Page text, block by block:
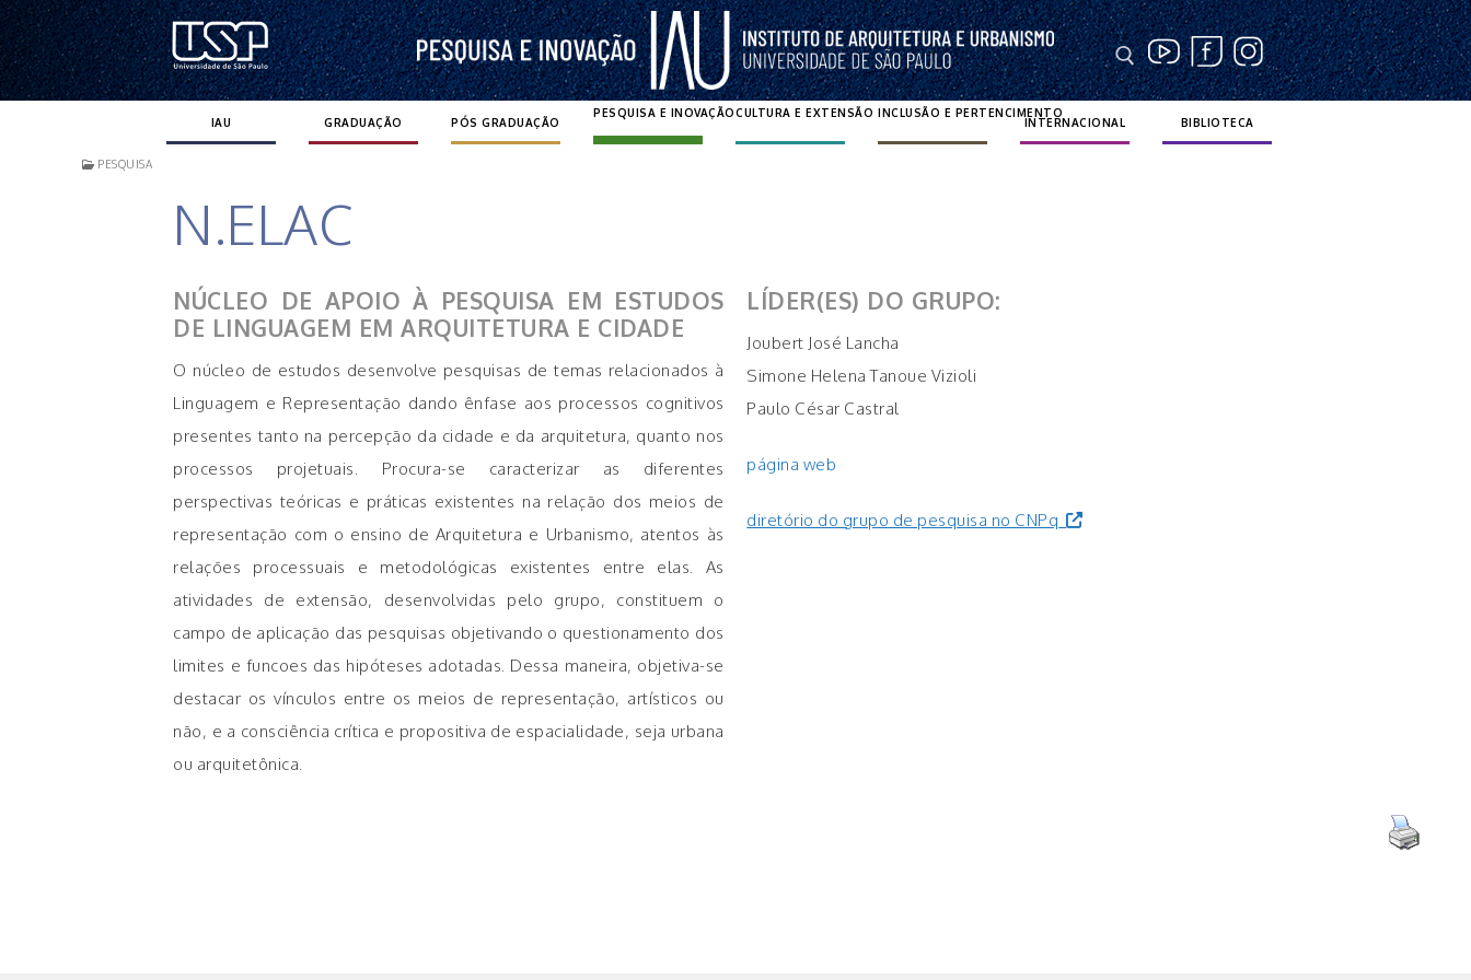
Pular
para
o
Pesquisar por:
IAU GRADUAÇÃO PÓS GRADUAÇÃO
PESQUISA E INOVAÇÃOCULTURA E EXTENSÃO INCLUSÃO E PERTENCIMENTO
INTERNACIONAL BIBLIOTECA
PESQUISA
N.ELAC
NÚCLEO DE APOIO À PESQUISA EM ESTUDOS
DE LINGUAGEM EM ARQUITETURA E CIDADE
O núcleo de estudos desenvolve pesquisas de temas relacionados à
Linguagem e Representação dando ênfase aos processos cognitivos
presentes tanto na percepção da cidade e da arquitetura, quanto nos
processos projetuais. Procura-se caracterizar as diferentes
perspectivas teóricas e práticas existentes na relação dos meios de
representação com o ensino de Arquitetura e Urbanismo, atentos às
relações processuais e metodológicas existentes entre elas. As
atividades de extensão, desenvolvidas pelo grupo, constituem o
campo de aplicação das pesquisas objetivando o questionamento dos
limites e funcoes das hipóteses adotadas. Dessa maneira, objetiva-se
destacar os vínculos entre os meios de representação, artísticos ou
não, e a consciência crítica e propositiva de espacialidade, seja urbana
ou arquitetônica.
LÍDER(ES) DO GRUPO:
Joubert José Lancha
Simone Helena Tanoue Vizioli
Paulo César Castral
página web
diretório do grupo de pesquisa no CNPq